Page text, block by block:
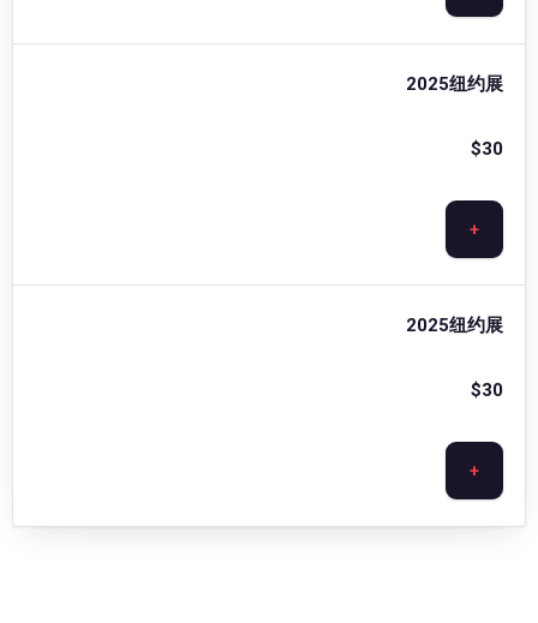
2025纽约展
$30
+
2025纽约展
$30
+